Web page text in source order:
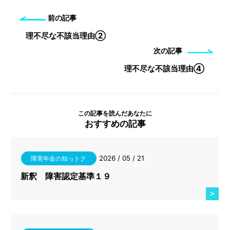
前の記事
理不尽な不該当理由②
次の記事
理不尽な不該当理由④
この記事を読んだあなたに
おすすめの記事
障害年金の知っトク 2026 / 05 / 21
新釈 障害認定基準１９